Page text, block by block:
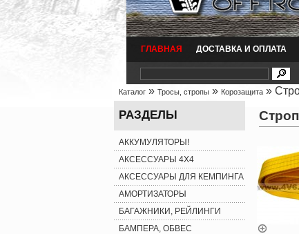
ГЛАВНАЯ ДОСТАВКА И ОПЛАТА
Каталог» Тросы, стропы» Корозащита»
РАЗДЕЛЫ
АККУМУЛЯТОРЫ!
АКСЕССУАРЫ 4X4
АКСЕССУАРЫ ДЛЯ КЕМПИНГА
АМОРТИЗАТОРЫ
БАГАЖНИКИ, РЕЙЛИНГИ
БАМПЕРА, ОБВЕС